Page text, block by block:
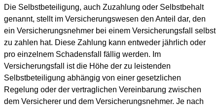
Die Selbstbeteiligung, auch Zuzahlung oder Selbstbehalt
genannt, stellt im Versicherungswesen den Anteil dar, den
ein Versicherungsnehmer bei einem Versicherungsfall selbst
zu zahlen hat. Diese Zahlung kann entweder jährlich oder
pro einzelnem Schadensfall fällig werden. Im
Versicherungsfall ist die Höhe der zu leistenden
Selbstbeteiligung abhängig von einer gesetzlichen
Regelung oder der vertraglichen Vereinbarung zwischen
dem Versicherer und dem Versicherungsnehmer. Je nach